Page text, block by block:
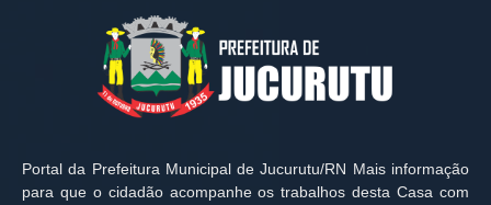
Portal da Prefeitura Municipal de Jucurutu/RN Mais informação
para que o cidadão acompanhe os trabalhos desta Casa com